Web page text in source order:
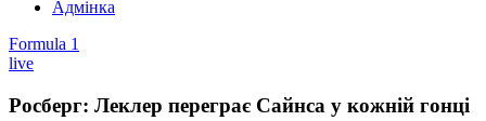
Адмінка
Formula 1
live
Росберг: Леклер переграє Сайнса у кожній гонці